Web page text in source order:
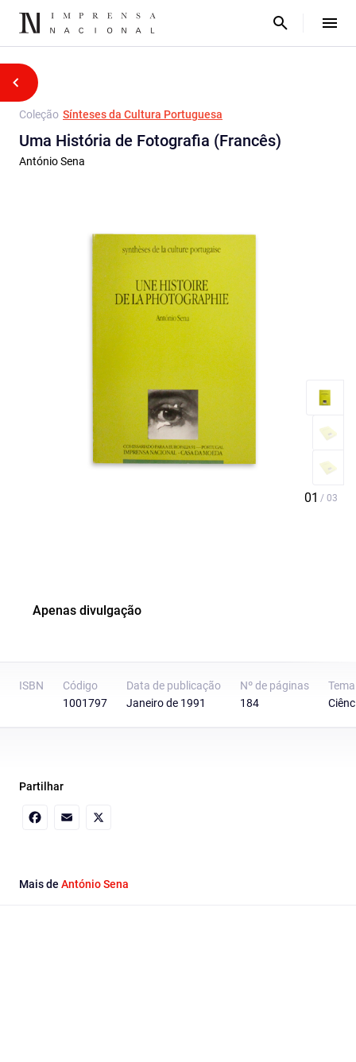
Coleção Sínteses da Cultura Portuguesa
Uma História de Fotografia (Francês)
António Sena
Apenas divulgação
ISBN
Código
1001797
Data de publicação
Janeiro de 1991
Nº de páginas
184
Tema
Partilhar
Mais de António Sena